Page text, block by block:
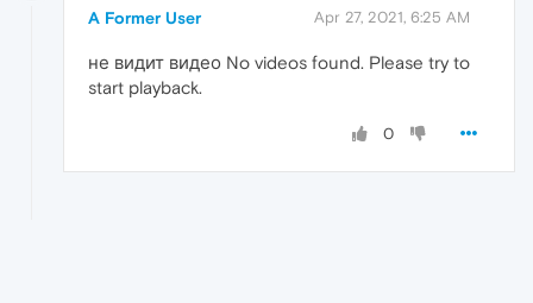
A Former User Apr 27, 2021, 6:25 AM
не видит видео No videos found. Please try to
start playback.
0